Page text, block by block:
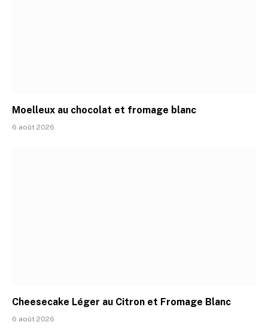
Moelleux au chocolat et fromage blanc
6 août 2026
Cheesecake Léger au Citron et Fromage Blanc
6 août 2026